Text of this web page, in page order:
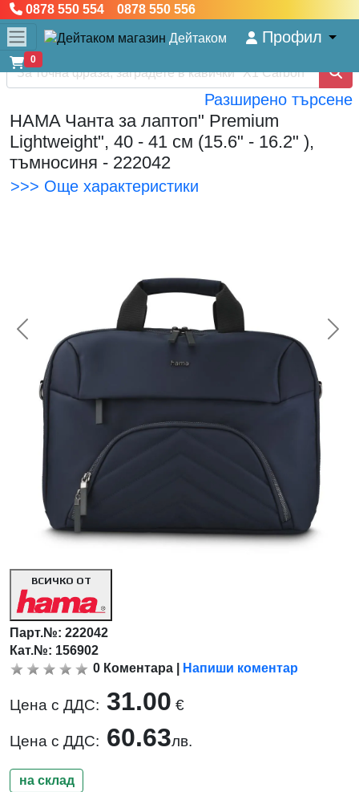
0878 550 554 0878 550 556
Дейтаком Профил
0
Разширено търсене
HAMA Чанта за лаптоп" Premium
Lightweight", 40 - 41 см (15.6" - 16.2" ),
тъмносиня - 222042
>>> Още характеристики
<< Предишна
ВСИЧКО ОТ
Парт.№:222042
Кат.№: 156902
0 Коментара Напиши коментар
Цена с ДДС: 31.00 €
Цена с ДДС: 60.63лв.
на склад